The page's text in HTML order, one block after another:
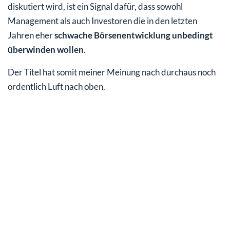
diskutiert wird, ist ein Signal dafür, dass sowohl
Management als auch Investoren die in den letzten
Jahren eherschwache Börsenentwicklung unbedingt
überwinden wollen.
Der Titel hat somit meiner Meinung nach durchaus noch
ordentlich Luft nach oben.